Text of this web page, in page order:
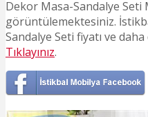
Dekor Masa-Sandalye Seti
görüntülemektesiniz.
Sandalye Seti fiyatı ve
Tıklayınız.